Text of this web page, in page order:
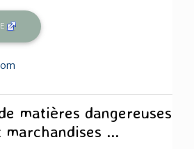
matières dangereuses
...